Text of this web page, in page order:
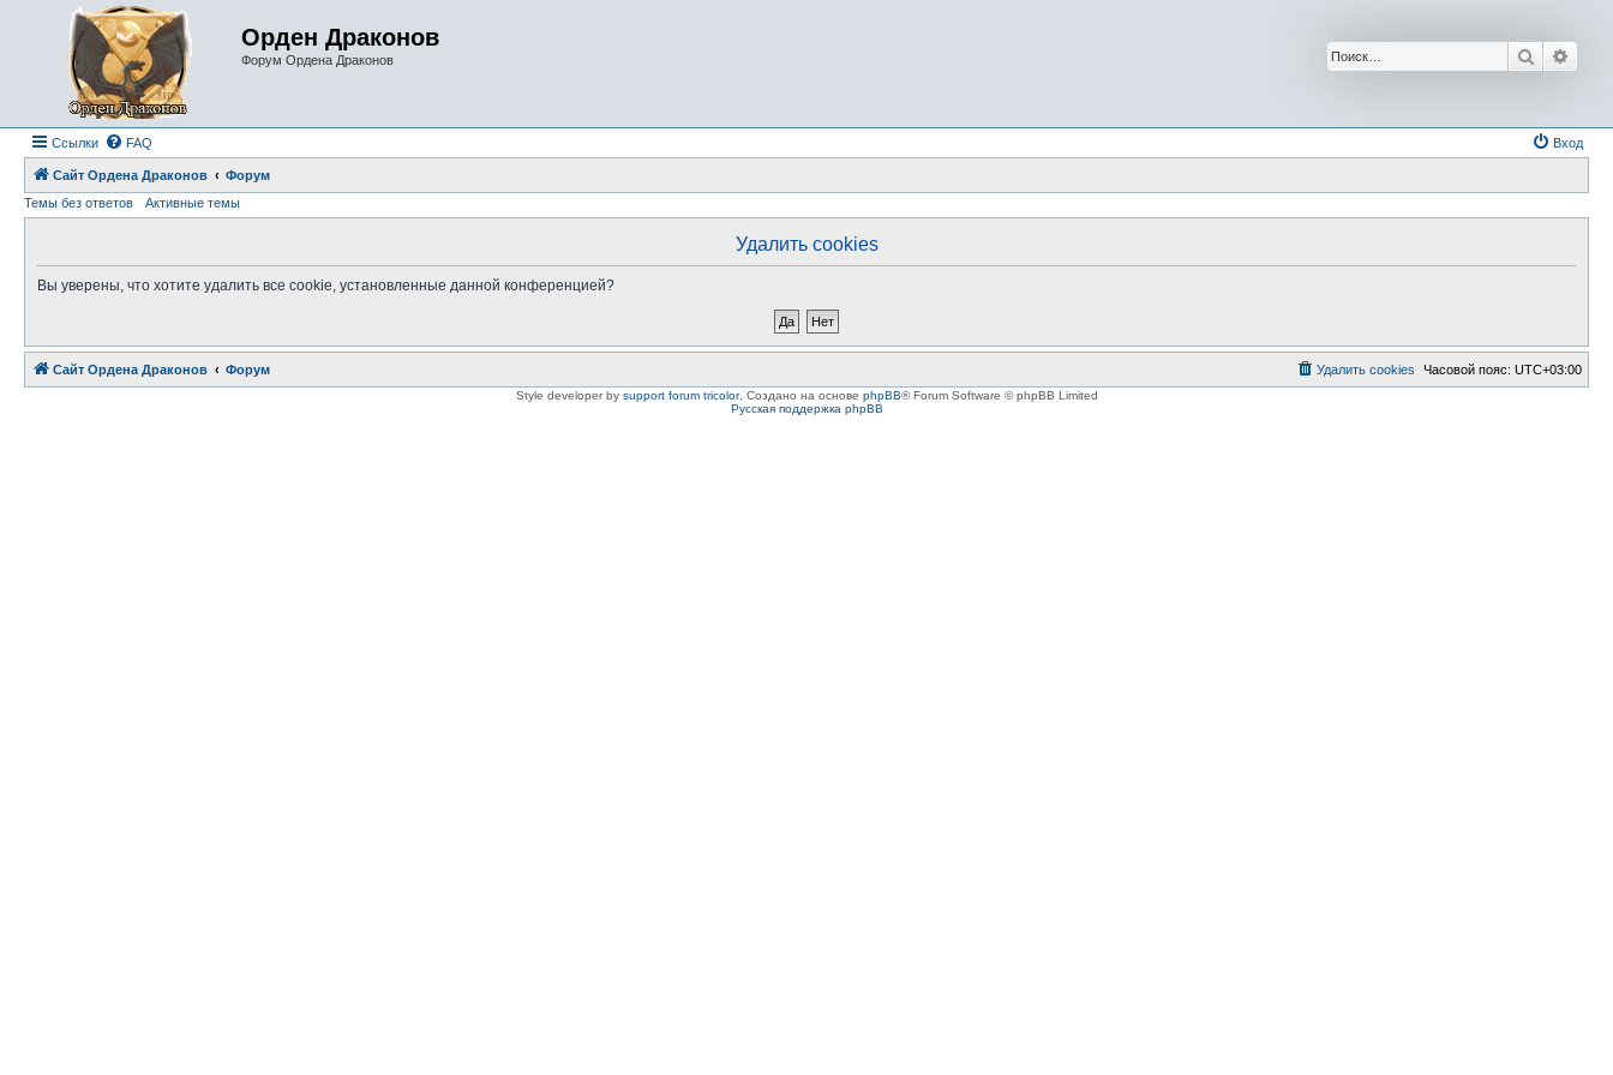
Орден Драконов
Форум Ордена Драконов Поиск
Ссылки FAQ Вход
Сайт Ордена Драконов
Форум
Темы без ответов
Активные темы
Удалить cookies
Вы уверены, что хотите удалить все cookie, установленные данной конференцией?
Сайт Ордена Драконов Форум Часовой пояс: UTC+03:00
Удалить cookies
Style developer by support forum tricolor, Создано на основе phpBB® Forum Software © phpBB Limited
Русская поддержка phpBB